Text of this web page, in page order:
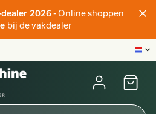
dealer 2026- Online shoppen
bij de vakdealer